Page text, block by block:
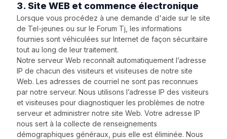
3. Site WEB et commence électronique
Lorsque vous procédez à une demande d'aide sur le site
de Tel-jeunes ou sur le Forum Tj, les informations
fournies sont véhiculées sur Internet de façon sécuritaire
tout au long de leur traitement.
Notre serveur Web reconnaît automatiquement l’adresse
IP de chacun des visiteurs et visiteuses de notre site
Web. Les adresses de courriel ne sont pas reconnues
par notre serveur. Nous utilisons l’adresse IP des visiteurs
et visiteuses pour diagnostiquer les problèmes de notre
serveur et administrer notre site Web. Votre adresse IP
nous sert à la collecte de renseignements
démographiques généraux, puis elle est éliminée. Nous